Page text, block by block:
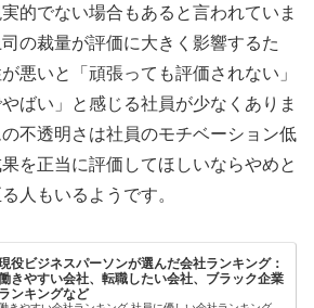
的でない場合もあると言われていま
の裁量が評価に大きく影響するた
悪いと「頑張っても評価されない」
やばい」と感じる社員が少なくありま
不透明さは社員のモチベーション低
を正当に評価してほしいならやめと
人もいるようです。
役ビジネスパーソンが選んだ会社ランキング：
きやすい会社、転職したい会社、ブラック企業
ランキングなど